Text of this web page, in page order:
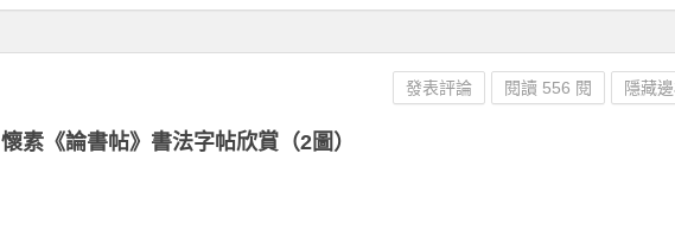
懷素《論書帖》書法字帖欣賞（2圖）
發表評論 閱讀 556 閱 隱藏